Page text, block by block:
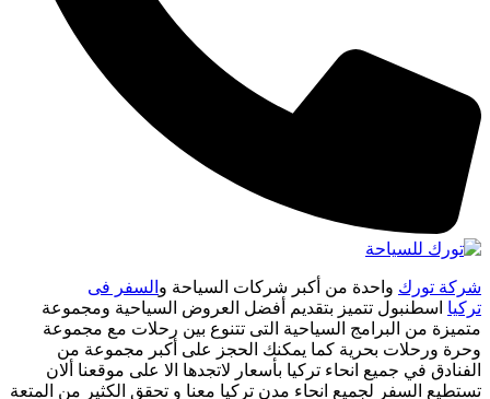
شركة تورك واحدة من أكبر شركات السياحة و السفر فى
تركيا اسطنبول تتميز بتقديم أفضل العروض السياحية ومجموعة
متميزة من البرامج السياحية التى تتنوع بين رحلات مع مجموعة
وحرة ورحلات بحرية كما يمكنك الحجز على أكبر مجموعة من
الفنادق في جميع انحاء تركيا بأسعار لاتجدها الا على موقعنا ألان
تستطيع السفر لجميع انحاء مدن تركيا معنا و تحقق الكثير من المتعة